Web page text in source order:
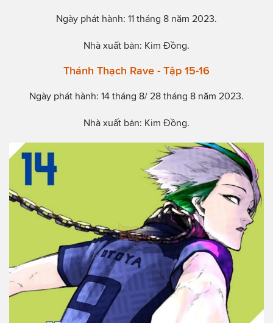
Ngày phát hành: 11 tháng 8 năm 2023.
Nhà xuất bản: Kim Đồng.
Thánh Thạch Rave - Tập 15-16
Ngày phát hành: 14 tháng 8/ 28 tháng 8 năm 2023.
Nhà xuất bản: Kim Đồng.